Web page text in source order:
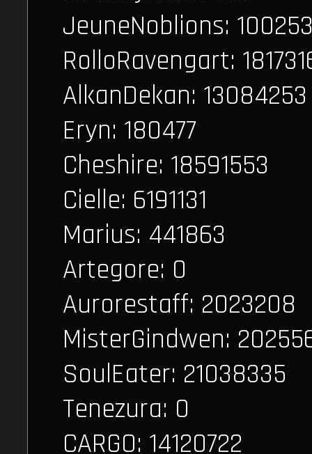
JeuneNoblions:
RolloRavengart:
AlkanDekan: 13084253
Eryn: 180477
Cheshire: 18591553
Cielle: 6191131
Marius: 441863
Artegore: 0
Aurorestaff: 2023208
MisterGindwen:
SoulEater: 21038335
Tenezura: 0
CARGO: 14120722